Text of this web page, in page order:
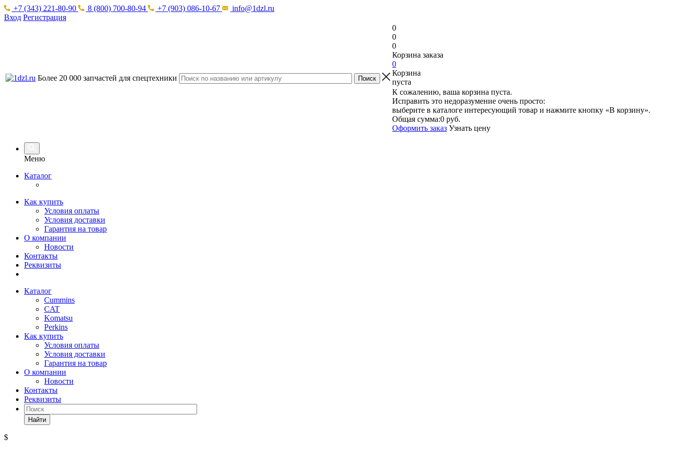
+7 (343) 221-80-90 8 (800) 700-80-94 +7 (903) 086-10-67
info@1dzl.ru
Вход Регистрация
Более 20 000 запчастей для спецтехники
0
0
0
Корзина заказа
0
Корзина
пуста
К сожалению, ваша корзина пуста.
Исправить это недоразумение очень просто:
выберите в каталоге интересующий товар и нажмите кнопку «В корзину».
Общая сумма:0 руб.
Оформить заказ Узнать цену
Меню
Каталог
Как купить
Условия оплаты
Условия доставки
Гарантия на товар
О компании
Новости
Контакты
Реквизиты
Каталог
Cummins
CAT
Komatsu
Perkins
Как купить
Условия оплаты
Условия доставки
Гарантия на товар
О компании
Новости
Контакты
Реквизиты
Найти
$